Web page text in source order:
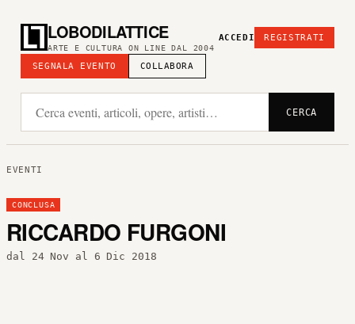
LOBODILATTICE
ARTE E CULTURA ON LINE DAL 2004
SEGNALA EVENTO COLLABORA
ACCEDI REGISTRATI
CERCA
EVENTI
CONCLUSA
RICCARDO FURGONI
dal 24 Nov al 6 Dic 2018